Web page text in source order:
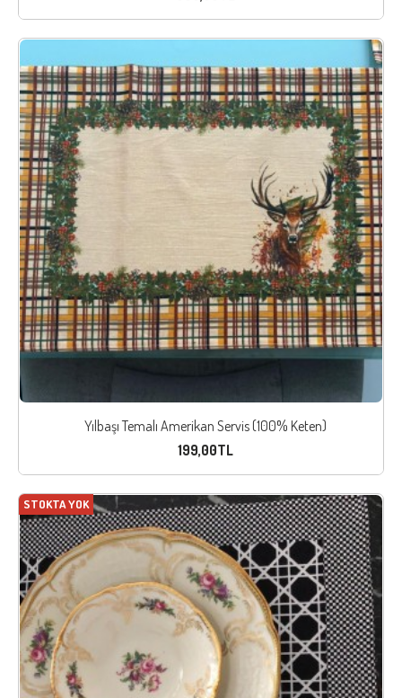
Yılbaşı Temalı Amerikan Servis (100% Keten)
199,00TL
STOKTA YOK